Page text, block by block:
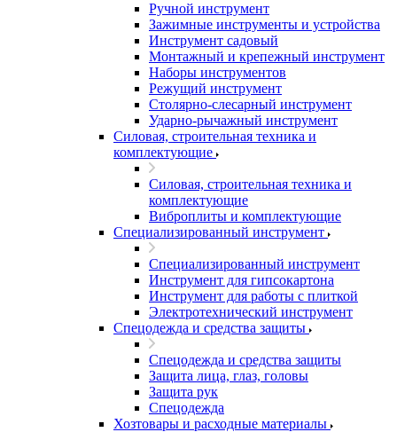
Ручной инструмент
Зажимные инструменты и устройства
Инструмент садовый
Монтажный и крепежный инструмент
Наборы инструментов
Режущий инструмент
Столярно-слесарный инструмент
Ударно-рычажный инструмент
Силовая, строительная техника и
комплектующие
Силовая, строительная техника и
комплектующие
Виброплиты и комплектующие
Специализированный инструмент
Специализированный инструмент
Инструмент для гипсокартона
Инструмент для работы с плиткой
Электротехнический инструмент
Спецодежда и средства защиты
Спецодежда и средства защиты
Защита лица, глаз, головы
Защита рук
Спецодежда
Хозтовары и расходные материалы